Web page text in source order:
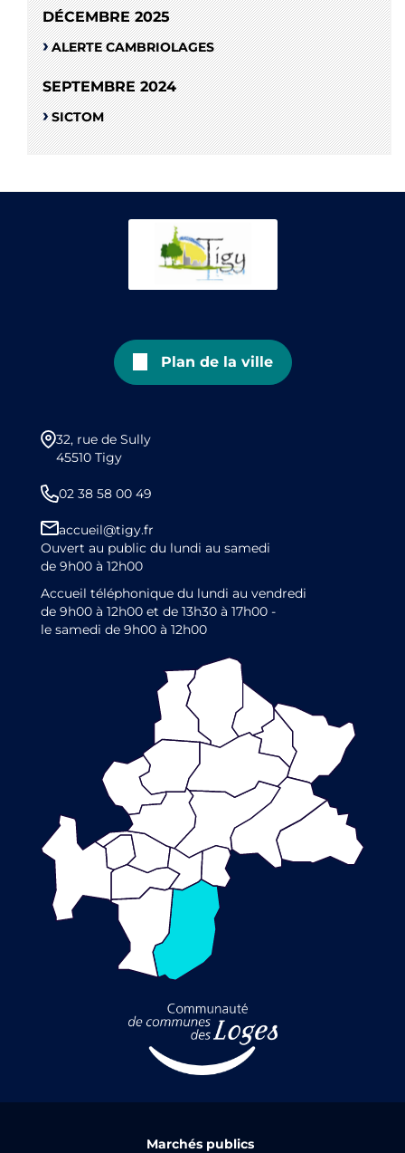
DÉCEMBRE 2025
ALERTE CAMBRIOLAGES
SEPTEMBRE 2024
SICTOM
Plan de la ville
32, rue de Sully
45510 Tigy
02 38 58 00 49
accueil@tigy.fr
Ouvert au public du lundi au samedi
de 9h00 à 12h00
Accueil téléphonique du lundi au vendredi
de 9h00 à 12h00 et de 13h30 à 17h00 -
le samedi de 9h00 à 12h00
Marchés publics